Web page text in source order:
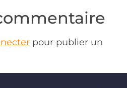
pour publier un